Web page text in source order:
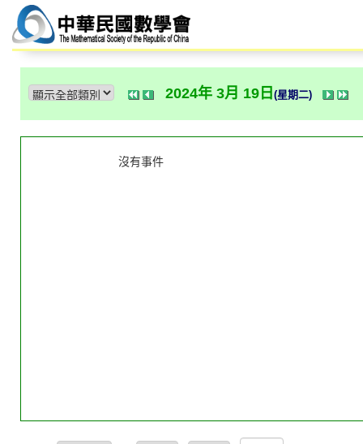
2024年 3月 19日 (星期二)
沒有事件